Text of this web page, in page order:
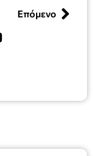
Επόμενο